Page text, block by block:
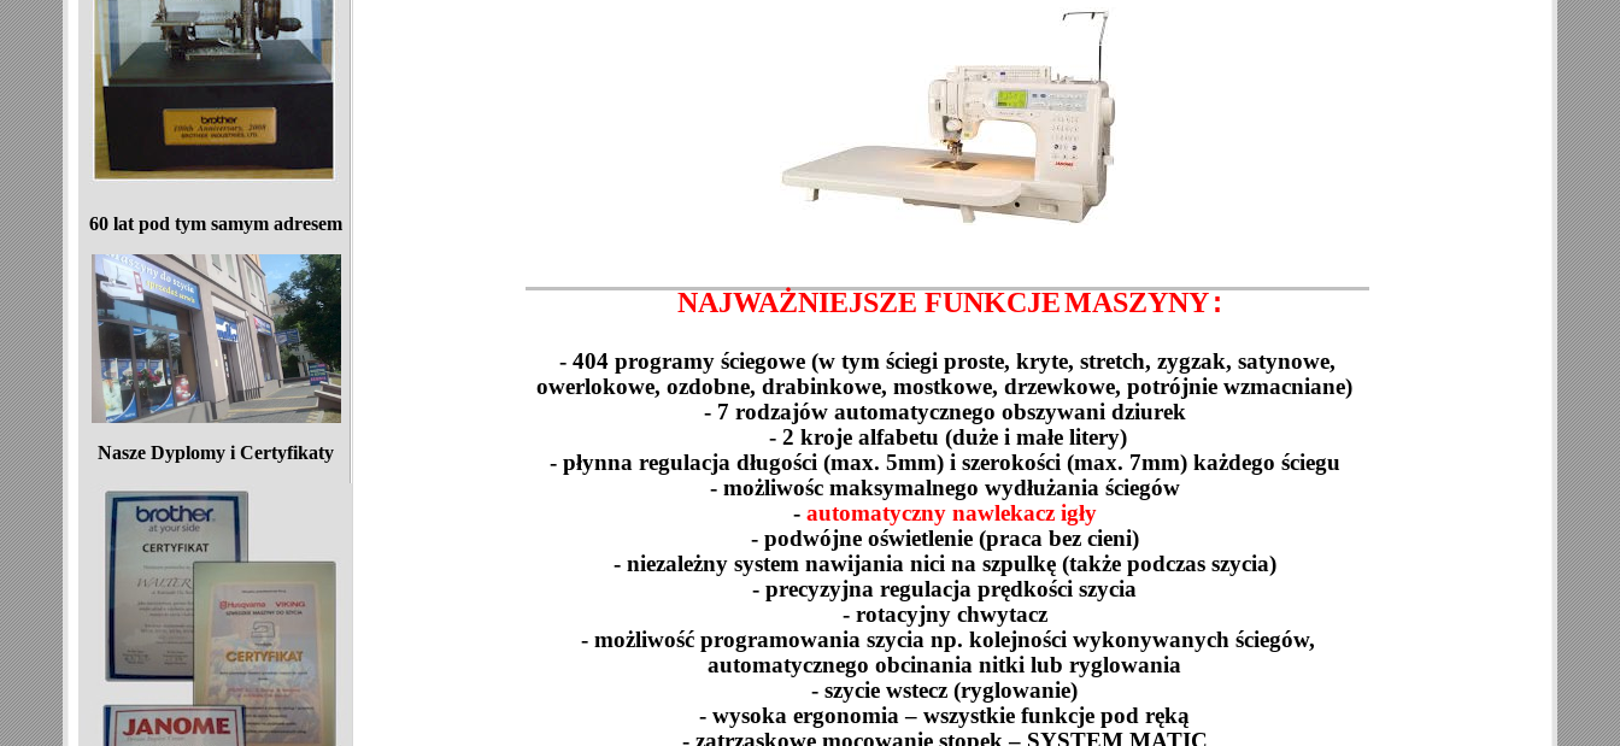
60 lat pod tym samym adresem
Nasze Dyplomy i Certyfikaty
NAJWAŻNIEJSZE FUNKCJEMASZYNY:
- 404 programy ściegowe (w tym ściegi proste, kryte, stretch, zygzak, satynowe,
owerlokowe, ozdobne, drabinkowe, mostkowe, drzewkowe, potrójnie wzmacniane)
- 7 rodzajów automatycznego obszywani dziurek
- 2 kroje alfabetu (duże i małe litery)
- płynna regulacja długości (max. 5mm) i szerokości (max. 7mm) każdego ściegu
- możliwośc maksymalnego wydłużania ściegów
- automatyczny nawlekacz igły
- podwójne oświetlenie (praca bez cieni)
- niezależny system nawijania nici na szpulkę (także podczas szycia)
- precyzyjna regulacja prędkości szycia
- rotacyjny chwytacz
- możliwość programowania szycia np. kolejności wykonywanych ściegów,
automatycznego obcinania nitki lub ryglowania
- szycie wstecz (ryglowanie)
- wysoka ergonomia – wszystkie funkcje pod ręką